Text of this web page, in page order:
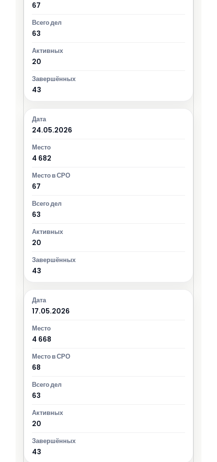
67
63
20
43
24.05.2026
4 682
67
63
20
43
17.05.2026
4 668
68
63
20
43